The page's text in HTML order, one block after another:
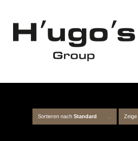
Sortieren nach Standard Zeige